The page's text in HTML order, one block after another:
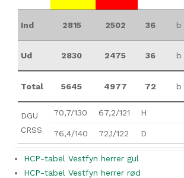
Ind 2815 2502 36 b
Ud 2830 2475 36 b
Total 5645 4977 72 b
DGU
CRSS
70,7/130 67,2/121 H
76,4/140 72,1/122 D
HCP-tabel Vestfyn herrer gul
HCP-tabel Vestfyn herrer rød